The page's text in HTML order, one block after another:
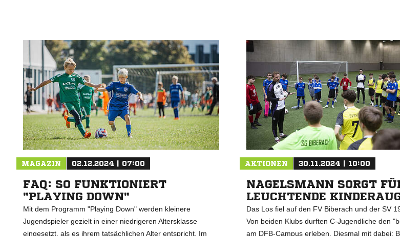
MAGAZIN 02.12.2024 | 07:00
FAQ: SO FUNKTIONIERT
"PLAYING DOWN"
Mit dem Programm "Playing Down" werden kleinere
Jugendspieler gezielt in einer niedrigeren Altersklasse
eingesetzt, als es ihrem tatsächlichen Alter entspricht. Im
AKTIONEN 30.11.2024 | 10:00
NAGELSMANN SORGT
LEUCHTENDE
Das Los fiel auf den FV Biberach und der SV
Von beiden Klubs durften C-Jugendliche den
am DFB-Campus erleben. Diesmal mit dabei: